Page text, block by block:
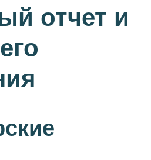
отчет и